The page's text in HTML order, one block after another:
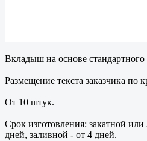
Вкладыш на основе стандартного
Размещение текста заказчика по
От 10 штук.
Срок изготовления: закатной
дней, заливной - от 4 дней.